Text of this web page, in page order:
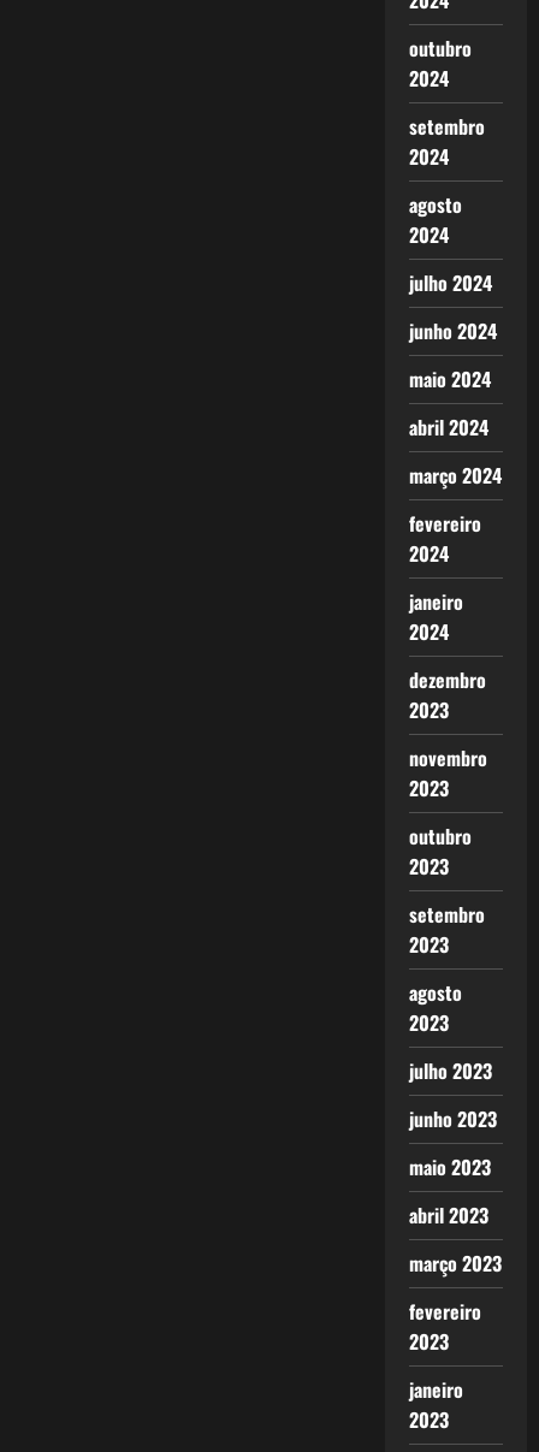
outubro
2024
setembro
2024
agosto
2024
julho 2024
junho 2024
maio 2024
abril 2024
março 2024
fevereiro
2024
janeiro
2024
dezembro
2023
novembro
2023
outubro
2023
setembro
2023
agosto
2023
julho 2023
junho 2023
maio 2023
abril 2023
março 2023
fevereiro
2023
janeiro
2023